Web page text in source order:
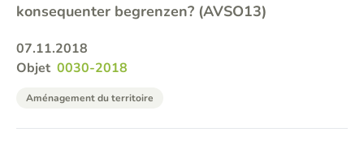
konsequenter begrenzen? (AVSO13)
07.11.2018
Objet 0030-2018
Aménagement du territoire